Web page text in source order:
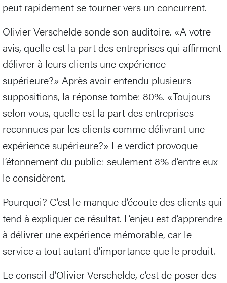
peut rapidement se tourner vers un concurrent.
Olivier Verschelde sonde son auditoire. «A votre
avis, quelle est la part des entreprises qui affirment
délivrer à leurs clients une expérience
supérieure?» Après avoir entendu plusieurs
suppositions, la réponse tombe: 80%. «Toujours
selon vous, quelle est la part des entreprises
reconnues par les clients comme délivrant une
expérience supérieure?» Le verdict provoque
l’étonnement du public: seulement 8% d’entre eux
le considèrent.
Pourquoi? C’est le manque d’écoute des clients qui
tend à expliquer ce résultat. L’enjeu est d’apprendre
à délivrer une expérience mémorable, car le
service a tout autant d’importance que le produit.
Le conseil d’Olivier Verschelde, c’est de poser des